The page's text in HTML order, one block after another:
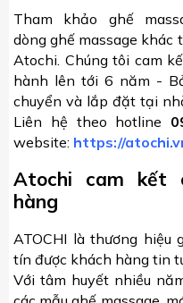
Tham khảo ghế
dòng ghế massage khác
Atochi. Chúng tôi cam
hành lên tới 6 năm -
chuyển và lắp đặt tại
Liên hệ theo hotline
website: https://
Atochi cam kết
hàng
ATOCHI là thương hiệu
tín được khách hàng tin
Với tâm huyết nhiều